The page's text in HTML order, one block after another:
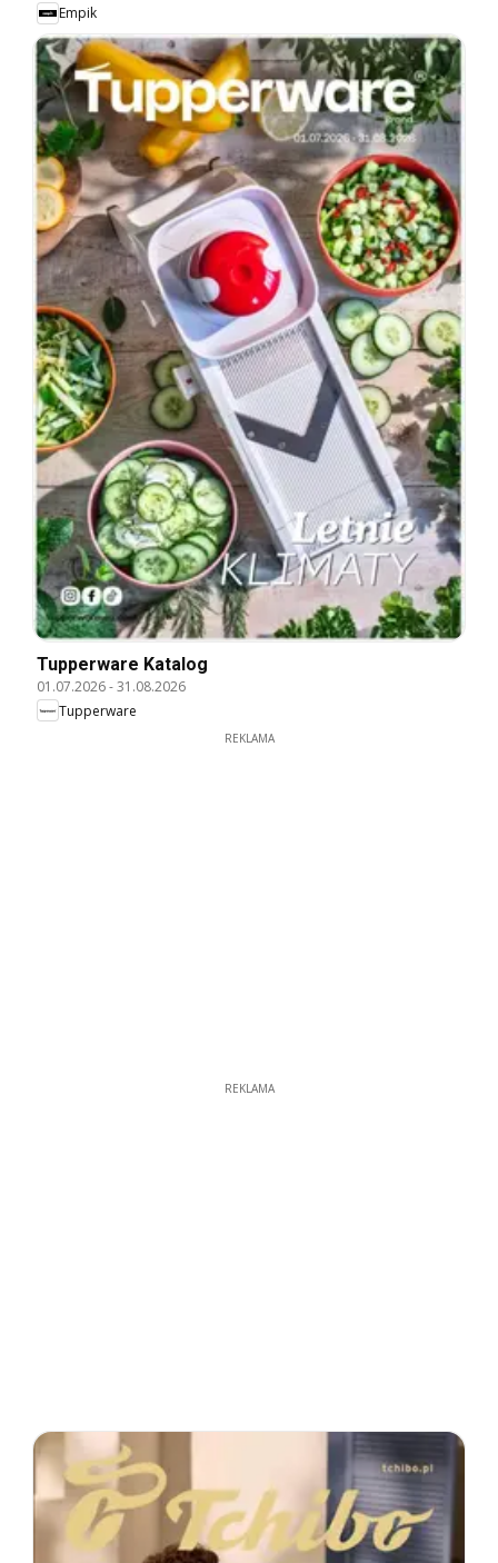
Empik
Tupperware Katalog
01.07.2026-31.08.2026
Tupperware
REKLAMA
REKLAMA